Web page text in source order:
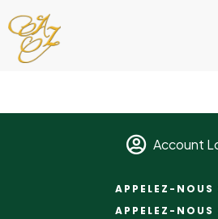
Account
APPELEZ-
APPELEZ-